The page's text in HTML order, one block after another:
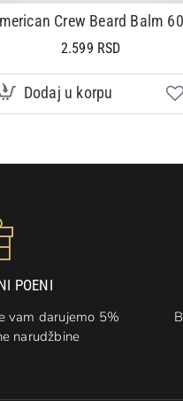
Crew Beard Balm
2.599 RSD
Dodaj u korpu
POENI
vam darujemo 5%
narudžbine